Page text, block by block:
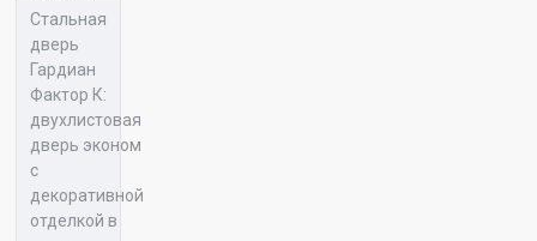
Отделка №179
Отделка №181
Отделка №182
Панель 16 Галант Л 01
Стальная
дверь
Гардиан
Фактор К:
двухлистовая
дверь эконом
с
декоративной
отделкой в